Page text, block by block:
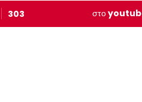
303 στο